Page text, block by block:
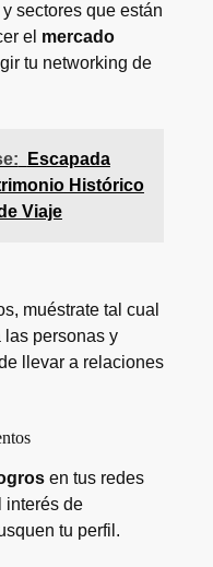
sectores que están
el mercado
tu networking de
Escapada
Histórico
Viaje
muéstrate tal cual
las personas y
llevar a relaciones
en tus redes
interés de
tu perfil.